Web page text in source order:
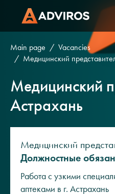
Main page
Vacancies
Медицинский
Медицинский
Астрахань
Медицинский
Должностные
Работа с узкими
аптеками в г. Астрахань